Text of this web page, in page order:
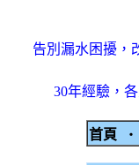
告別漏水困擾，
30年經驗，
首頁 ‧